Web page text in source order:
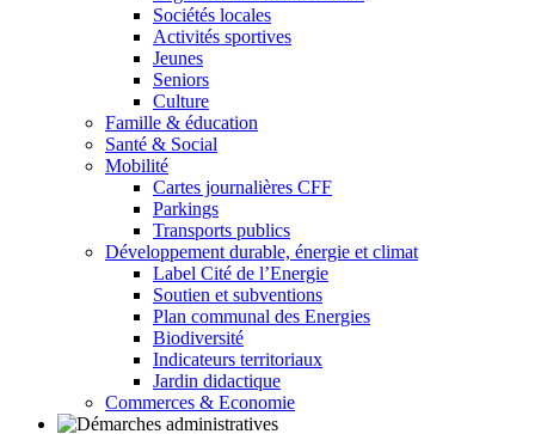
Sociétés locales
Activités sportives
Jeunes
Seniors
Culture
Famille & éducation
Santé & Social
Mobilité
Cartes journalières CFF
Parkings
Transports publics
Développement durable, énergie et climat
Label Cité de l’Energie
Soutien et subventions
Plan communal des Energies
Biodiversité
Indicateurs territoriaux
Jardin didactique
Commerces & Economie